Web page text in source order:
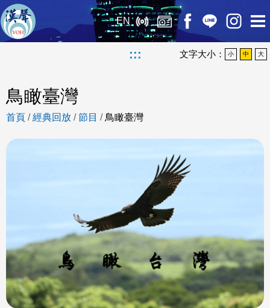
EN
::: 文字大小： 小 中 大
鳥瞰臺灣
首頁 /經典回放 /節目 / 鳥瞰臺灣